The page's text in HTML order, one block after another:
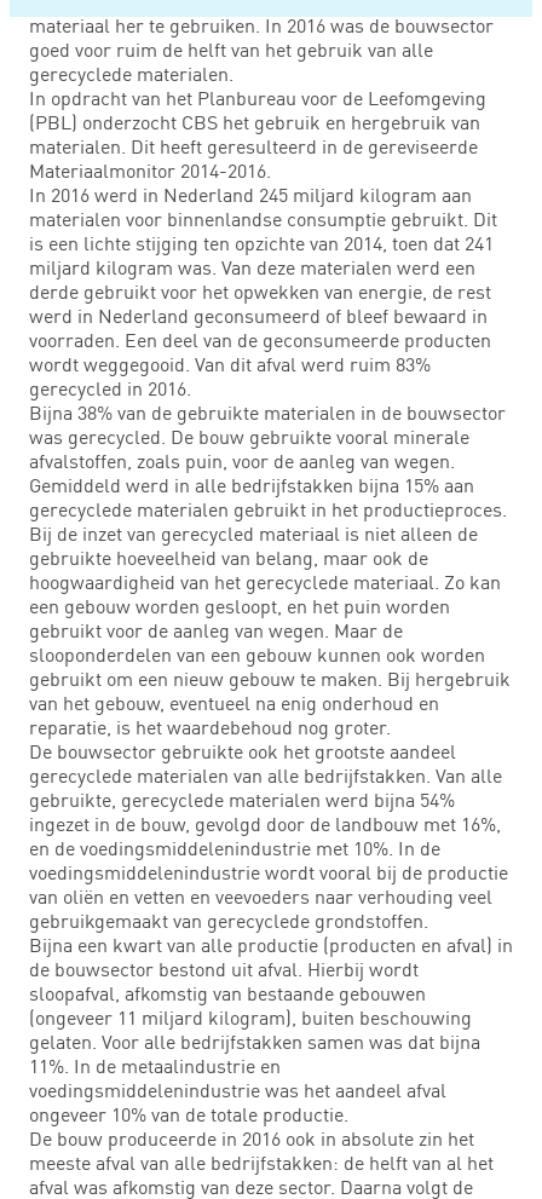
materiaal her te gebruiken. In 2016 was de bouwsector
goed voor ruim de helft van het gebruik van alle
gerecyclede materialen.
In opdracht van het Planbureau voor de Leefomgeving
(PBL) onderzocht CBS het gebruik en hergebruik van
materialen. Dit heeft geresulteerd in de gereviseerde
Materiaalmonitor 2014-2016.
In 2016 werd in Nederland 245 miljard kilogram aan
materialen voor binnenlandse consumptie gebruikt. Dit
is een lichte stijging ten opzichte van 2014, toen dat 241
miljard kilogram was. Van deze materialen werd een
derde gebruikt voor het opwekken van energie, de rest
werd in Nederland geconsumeerd of bleef bewaard in
voorraden. Een deel van de geconsumeerde producten
wordt weggegooid. Van dit afval werd ruim 83%
gerecycled in 2016.
Bijna 38% van de gebruikte materialen in de bouwsector
was gerecycled. De bouw gebruikte vooral minerale
afvalstoffen, zoals puin, voor de aanleg van wegen.
Gemiddeld werd in alle bedrijfstakken bijna 15% aan
gerecyclede materialen gebruikt in het productieproces.
Bij de inzet van gerecycled materiaal is niet alleen de
gebruikte hoeveelheid van belang, maar ook de
hoogwaardigheid van het gerecyclede materiaal. Zo kan
een gebouw worden gesloopt, en het puin worden
gebruikt voor de aanleg van wegen. Maar de
slooponderdelen van een gebouw kunnen ook worden
gebruikt om een nieuw gebouw te maken. Bij hergebruik
van het gebouw, eventueel na enig onderhoud en
reparatie, is het waardebehoud nog groter.
De bouwsector gebruikte ook het grootste aandeel
gerecyclede materialen van alle bedrijfstakken. Van alle
gebruikte, gerecyclede materialen werd bijna 54%
ingezet in de bouw, gevolgd door de landbouw met 16%,
en de voedingsmiddelenindustrie met 10%. In de
voedingsmiddelenindustrie wordt vooral bij de productie
van oliën en vetten en veevoeders naar verhouding veel
gebruikgemaakt van gerecyclede grondstoffen.
Bijna een kwart van alle productie (producten en afval) in
de bouwsector bestond uit afval. Hierbij wordt
sloopafval, afkomstig van bestaande gebouwen
(ongeveer 11 miljard kilogram), buiten beschouwing
gelaten. Voor alle bedrijfstakken samen was dat bijna
11%. In de metaalindustrie en
voedingsmiddelenindustrie was het aandeel afval
ongeveer 10% van de totale productie.
De bouw produceerde in 2016 ook in absolute zin het
meeste afval van alle bedrijfstakken: de helft van al het
afval was afkomstig van deze sector. Daarna volgt de